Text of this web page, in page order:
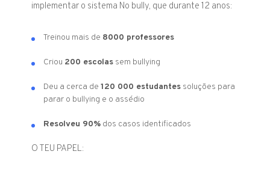
implementar o sistema No bully, que durante 12 anos:
Treinou mais de 8000 professores
Criou 200 escolas sem bullying
Deu a cerca de120 000 estudantes soluções para
parar o bullying e o assédio
Resolveu 90% dos casos identificados
O TEU PAPEL: